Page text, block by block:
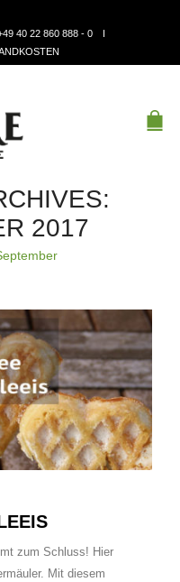
40 22 860 888 - 0
2017
zum Schluss! Hier
Mit diesem